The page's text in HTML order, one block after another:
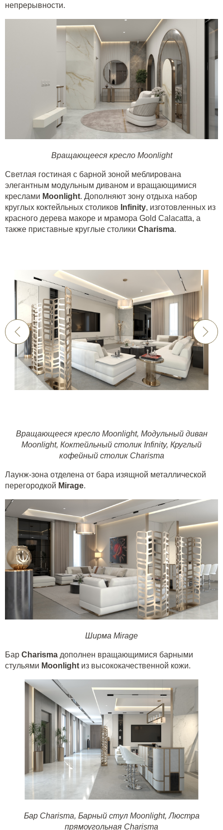
непрерывности.
Вращающееся кресло Moonlight
Светлая гостиная с барной зоной меблирована
элегантным модульным диваном и вращающимися
креслами Moonlight. Дополняют зону отдыха набор
круглых коктейльных столиков Infinity, изготовленных из
красного дерева макоре и мрамора Gold Calacatta, а
также приставные круглые столики Charisma.
Вращающееся кресло Moonlight, Модульный диван
Moonlight, Коктейльный столик Infinity, Круглый
кофейный столик Charisma
Лаунж-зона отделена от бара изящной металлической
перегородкой Mirage.
Ширма Mirage
Бар Charisma дополнен вращающимися барными
стульями Moonlight из высококачественной кожи.
Бар Charisma, Барный стул Moonlight,Люстра
прямоугольная Charisma